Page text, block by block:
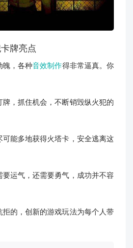
牌亮点
魄，各种音效制作得非常逼真。你
牌，抓住机会，不断销毁纵火犯的
能多地获得火塔卡，安全逃离这
运气，还需要勇气，成功并不容
的，创新的游戏玩法为每个人带